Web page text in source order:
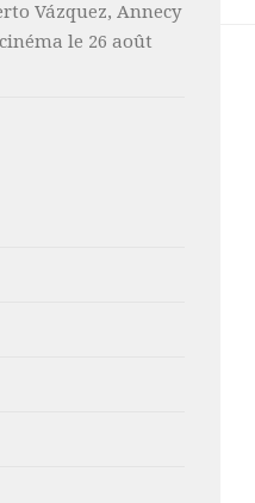
Vázquez, Annecy
le 26 août